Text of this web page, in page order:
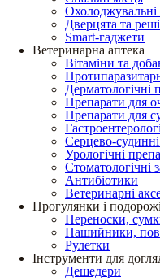
Охолоджувальні
Дверцята та
Smart-гаджети
Ветеринарна аптека
Вітаміни та
Дерматологічні
Препарати для
Препарати для
Серцево-
Урологічні
Стоматологічні
Антибіотики
Ветеринарні
Прогулянки і подорожі
Переноски,
Нашийники,
Рулетки
Інструменти для
Дешедери